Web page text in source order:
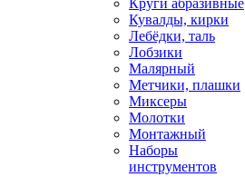
Круги абразивные
Кувалды, кирки
Лебёдки, таль
Лобзики
Малярный
Метчики, плашки
Миксеры
Молотки
Монтажный
Наборы
инструментов